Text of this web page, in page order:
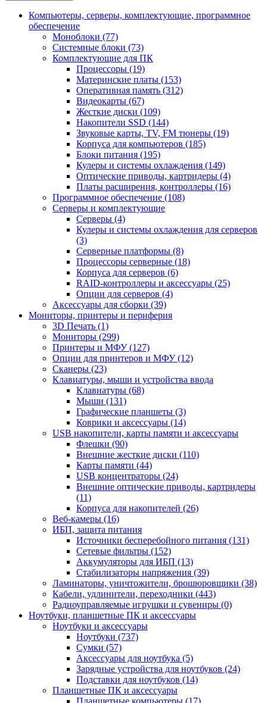
Компьютеры, серверы, комплектующие, программное
обеспечение
Моноблоки (77)
Системные блоки (73)
Комплектующие для ПК
Процессоры (19)
Материнские платы (153)
Оперативная память (312)
Видеокарты (67)
Жесткие диски (109)
Накопители SSD (144)
Звуковые карты, TV, FM тюнеры (19)
Корпуса для компьютеров (185)
Блоки питания (195)
Кулеры и системы охлаждения (149)
Оптические приводы, картридеры (4)
Платы расширения, контроллеры (16)
Программное обеспечение (108)
Серверы и комплектующие
Серверы (4)
Кулеры и системы охлаждения для серверов
(3)
Серверные платформы (8)
Процессоры серверные (18)
Корпуса для серверов (6)
RAID-контроллеры и аксессуары (25)
Опции для серверов (4)
Аксессуары для сборки (39)
Мониторы, принтеры и периферия
3D Печать (1)
Мониторы (299)
Принтеры и МФУ (127)
Опции для принтеров и МФУ (12)
Сканеры (23)
Клавиатуры, мыши и устройства ввода
Клавиатуры (68)
Мыши (131)
Графические планшеты (3)
Коврики и аксессуары (14)
USB накопители, карты памяти и аксессуары
Флешки (90)
Внешние жесткие диски (110)
Карты памяти (44)
USB концентраторы (24)
Внешние оптические приводы, картридеры
(11)
Корпуса для накопителей (26)
Веб-камеры (16)
ИБП, защита питания
Источники бесперебойного питания (131)
Сетевые фильтры (152)
Аккумуляторы для ИБП (13)
Стабилизаторы напряжения (39)
Ламинаторы, уничтожители, брошюровщики (38)
Кабели, удлинители, переходники (443)
Радиоуправляемые игрушки и сувениры (0)
Ноутбуки, планшетные ПК и аксессуары
Ноутбуки и аксессуары
Ноутбуки (737)
Сумки (57)
Аксессуары для ноутбука (5)
Зарядные устройства для ноутбуков (24)
Подставки для ноутбуков (14)
Планшетные ПК и аксессуары